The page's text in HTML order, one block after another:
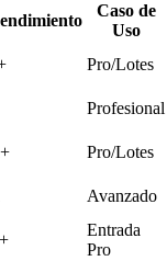
Caso de
Uso
Pro/Lotes
Profesional
Pro/Lotes
Avanzado
Entrada
Pro